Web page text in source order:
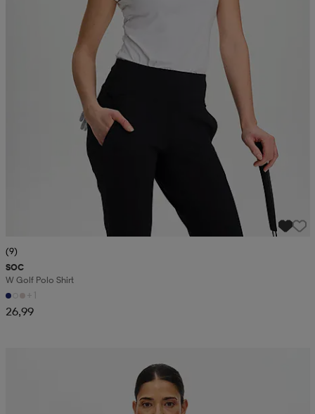
(9)
SOC
W Golf Polo Shirt
+1
26,99